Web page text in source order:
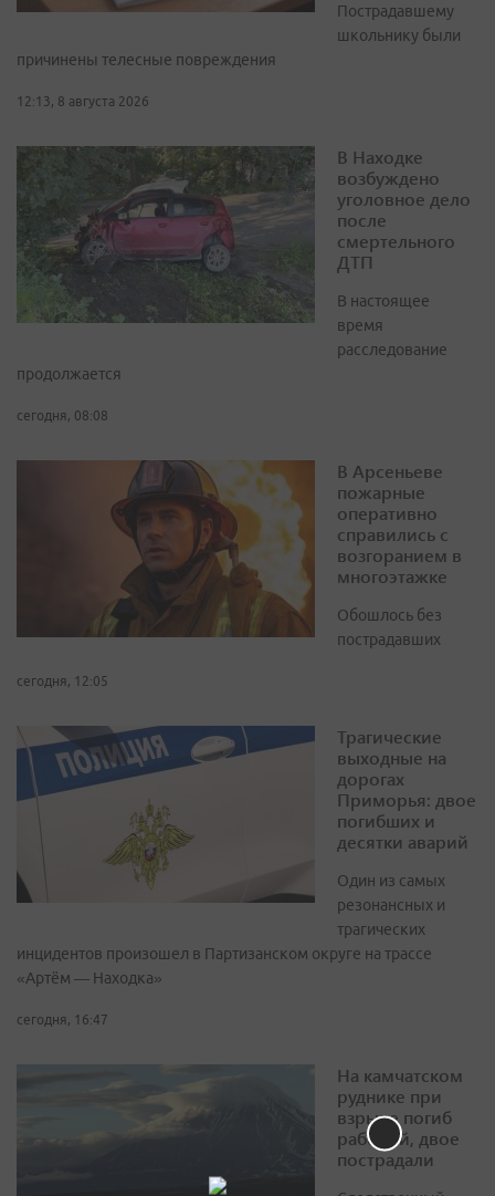
Пострадавшему
школьнику были
причинены телесные повреждения
12:13, 8 августа 2026
В Находке
возбуждено
уголовное дело
после
смертельного
ДТП
В настоящее
время
расследование
продолжается
сегодня, 08:08
В Арсеньеве
пожарные
оперативно
справились с
возгоранием в
многоэтажке
Обошлось без
пострадавших
сегодня, 12:05
Трагические
выходные на
дорогах
Приморья: двое
погибших и
десятки аварий
Один из самых
резонансных и
трагических
инцидентов произошел в Партизанском округе на трассе
«Артём — Находка»
сегодня, 16:47
На камчатском
руднике при
взрыве погиб
рабочий, двое
пострадали